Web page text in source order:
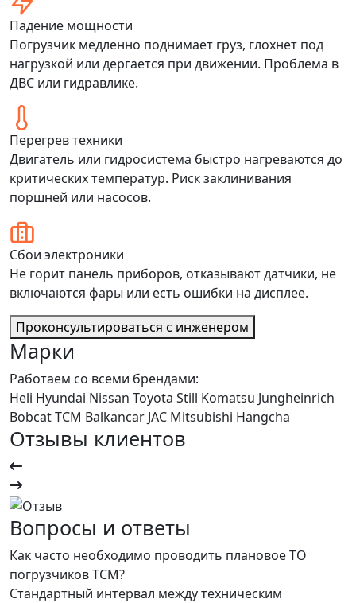
Падение мощности
Погрузчик медленно поднимает груз, глохнет под
нагрузкой или дергается при движении. Проблема в
ДВС или гидравлике.
Перегрев техники
Двигатель или гидросистема быстро нагреваются до
критических температур. Риск заклинивания
поршней или насосов.
Сбои электроники
Не горит панель приборов, отказывают датчики, не
включаются фары или есть ошибки на дисплее.
Проконсультироваться с инженером
Марки
Работаем со всеми брендами:
Heli Hyundai Nissan Toyota Still Komatsu Jungheinrich
BobcatTCM Balkancar JAC Mitsubishi Hangcha
Отзывы клиентов
Вопросы и ответы
Как часто необходимо проводить плановое ТО
погрузчиков TCM?
Стандартный интервал между техническим